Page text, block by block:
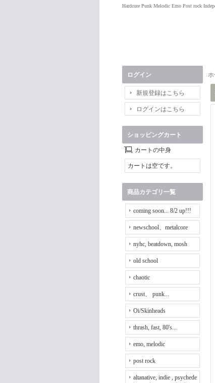
Hardcore Punk Melodic Emo Post rock
ログイン
新規登録はこちら
ログインはこちら
ショッピングカート
カートの中身
カートは空です。
商品カテゴリ一覧
coming soon... 8/2 up!!!
newschool、metalcore
nyhc, beatdown, mosh
old school
chaotic
crust、 punk...
Oi/Skinheads
thrash, fast, 80's...
emo, melodic
post rock
altanative, indie , psychede
ホ